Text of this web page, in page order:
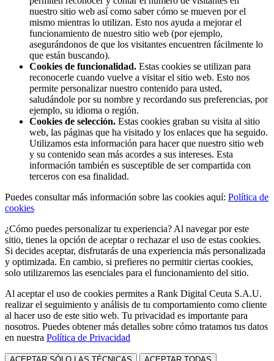
nuestro sitio web así como saber cómo se mueven por el
mismo mientras lo utilizan. Esto nos ayuda a mejorar el
funcionamiento de nuestro sitio web (por ejemplo,
asegurándonos de que los visitantes encuentren fácilmente lo
que están buscando).
Cookies de funcionalidad. Estas cookies se utilizan para
reconocerle cuando vuelve a visitar el sitio web. Esto nos
permite personalizar nuestro contenido para usted,
saludándole por su nombre y recordando sus preferencias, por
ejemplo, su idioma o región.
Cookies de selección. Estas cookies graban su visita al sitio
web, las páginas que ha visitado y los enlaces que ha seguido.
Utilizamos esta información para hacer que nuestro sitio web
y su contenido sean más acordes a sus intereses. Esta
información también es susceptible de ser compartida con
terceros con esa finalidad.
Puedes consultar más información sobre las cookies aquí: Política de
cookies
¿Cómo puedes personalizar tu experiencia? Al navegar por este
sitio, tienes la opción de aceptar o rechazar el uso de estas cookies.
Si decides aceptar, disfrutarás de una experiencia más personalizada
y optimizada. En cambio, si prefieres no permitir ciertas cookies,
solo utilizaremos las esenciales para el funcionamiento del sitio.
Al aceptar el uso de cookies permites a Rank Digital Ceuta S.A.U.
realizar el seguimiento y análisis de tu comportamiento como cliente
al hacer uso de este sitio web. Tu privacidad es importante para
nosotros. Puedes obtener más detalles sobre cómo tratamos tus datos
en nuestra Política de Privacidad